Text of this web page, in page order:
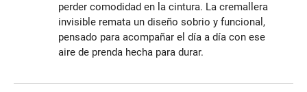
perder comodidad en la cintura. La cremallera
invisible remata un diseño sobrio y funcional,
pensado para acompañar el día a día con ese
aire de prenda hecha para durar.